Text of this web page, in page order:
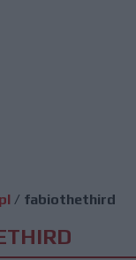
/ fabiothethird